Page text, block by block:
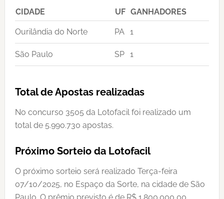
CIDADE UF GANHADORES
Ourilândia do Norte PA 1
São Paulo SP 1
Total de Apostas realizadas
No concurso 3505 da Lotofacil foi realizado um
total de 5.990.730 apostas.
Próximo Sorteio da Lotofacil
O próximo sorteio será realizado Terça-feira
07/10/2025, no Espaço da Sorte, na cidade de São